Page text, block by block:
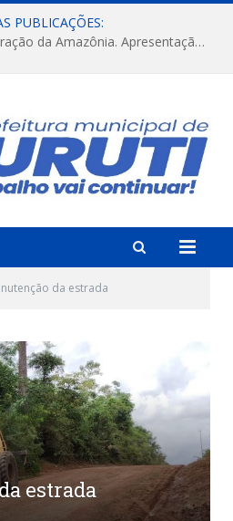
PUBLICAÇÕES:
FESTRIBAL 2026 – No Coração da Amazônia. Apresentação da Munduruku.
da estrada
estrada